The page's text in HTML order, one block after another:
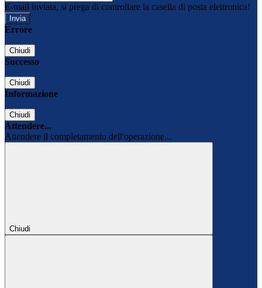
E-mail inviata, si prega di controllare la casella di posta elettronica!
Errore
Chiudi
Successo
Chiudi
Informazione
Chiudi
Attendere...
Attendere il completamento dell'operazione...
Chiudi